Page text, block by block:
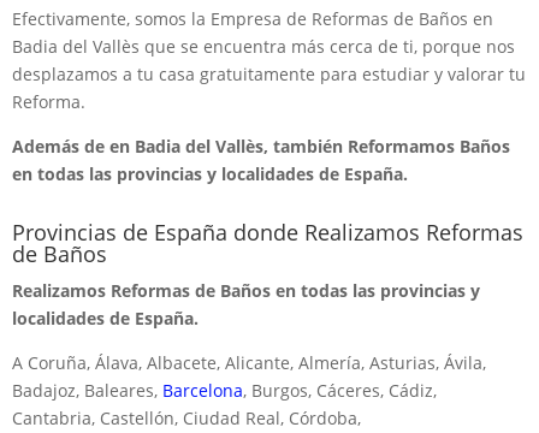
Efectivamente, somos la Empresa de Reformas de Baños en
Badia del Vallès que se encuentra más cerca de ti, porque nos
desplazamos a tu casa gratuitamente para estudiar y valorar tu
Reforma.
Además de en Badia del Vallès, también Reformamos Baños
en todas las provincias y localidades de España.
Provincias de España donde Realizamos Reformas
de Baños
Realizamos Reformas de Baños en todas las provincias y
localidades de España.
A Coruña, Álava, Albacete, Alicante, Almería, Asturias, Ávila,
Badajoz, Baleares, Barcelona, Burgos, Cáceres, Cádiz,
Cantabria, Castellón, Ciudad Real, Córdoba,